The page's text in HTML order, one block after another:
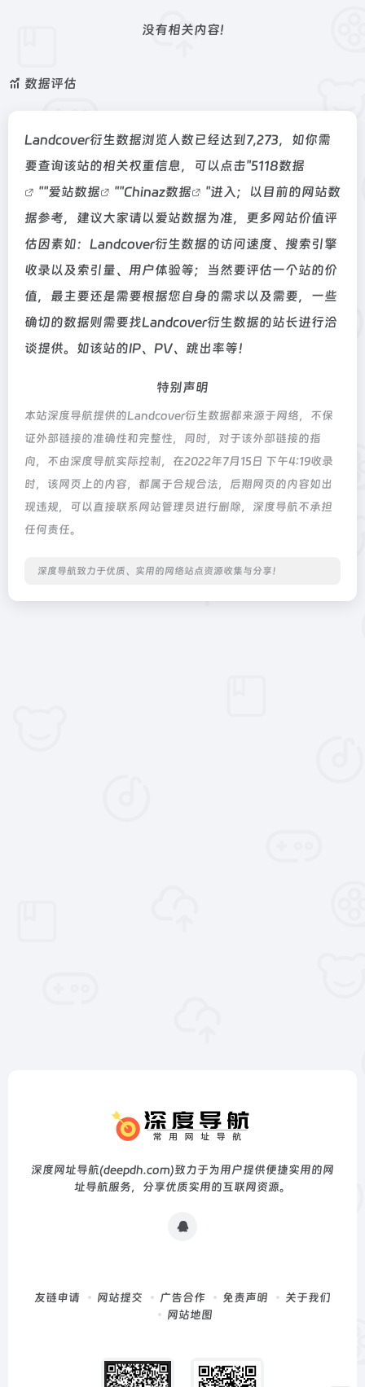
没有相关内容!
数据评估
Landcover衍生数据浏览人数已经达到7,273，如你需
要查询该站的相关权重信息，可以点击"5118数据
""爱站数据 ""Chinaz数据
"进入；以目前的网站数
据参考，建议大家请以爱站数据为准，更多网站价值评
估因素如：Landcover衍生数据的访问速度、搜索引擎
收录以及索引量、用户体验等；当然要评估一个站的价
值，最主要还是需要根据您自身的需求以及需要，一些
确切的数据则需要找Landcover衍生数据的站长进行洽
谈提供。如该站的IP、PV、跳出率等！
特别声明
本站深度导航提供的Landcover衍生数据都来源于网络，不保
证外部链接的准确性和完整性，同时，对于该外部链接的指
向，不由深度导航实际控制，在2022年7月15日 下午4:19收录
时，该网页上的内容，都属于合规合法，后期网页的内容如出
现违规，可以直接联系网站管理员进行删除，深度导航不承担
任何责任。
深度导航致力于优质、实用的网络站点资源收集与分享！
深度网址导航(deepdh.com)致力于为用户提供便捷实用的网
址导航服务，分享优质实用的互联网资源。
友链申请 网站提交 广告合作 免责声明
关于我们
网站地图